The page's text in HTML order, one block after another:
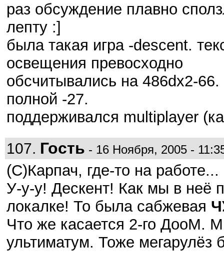
раз обсуждение плавно
лепту :]
была такая игра -descent.
освещения превосходно
обсчитывались на 486dx2-
полной -27.
поддерживался multiplayer
107. Гость - 16 Ноября, 2005 -
(С)Карпач, где-то на работе...
У-у-у! Дескент! Как мы в неё
локалке! То была сабжевая
Что же касается 2-го ДооМ.
ультиматум. Тоже